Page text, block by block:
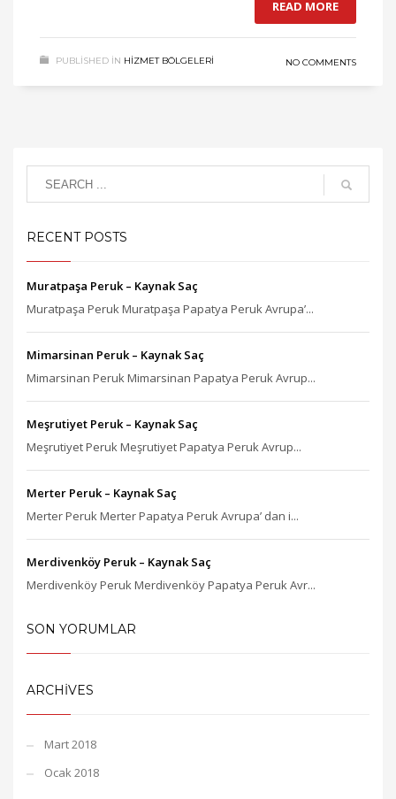
READ MORE
PUBLISHED IN HIZMET BÖLGELERI NO COMMENTS
RECENT POSTS
Muratpaşa Peruk – Kaynak Saç
Muratpaşa Peruk Muratpaşa Papatya Peruk Avrupa’...
Mimarsinan Peruk – Kaynak Saç
Mimarsinan Peruk Mimarsinan Papatya Peruk Avrup...
Meşrutiyet Peruk – Kaynak Saç
Meşrutiyet Peruk Meşrutiyet Papatya Peruk Avrup...
Merter Peruk – Kaynak Saç
Merter Peruk Merter Papatya Peruk Avrupa’ dan i...
Merdivenköy Peruk – Kaynak Saç
Merdivenköy Peruk Merdivenköy Papatya Peruk Avr...
SON YORUMLAR
ARCHIVES
Mart 2018
Ocak 2018